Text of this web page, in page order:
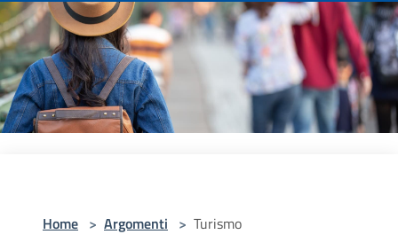
Home > Argomenti > Turismo